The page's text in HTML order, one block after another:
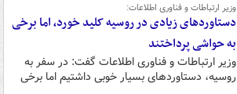
وزیر ارتباطات و فناوری اطلاعات:
دستاوردهای زیادی در روسیه کلید خورد، اما برخی
به حواشی پرداختند
وزیر ارتباطات و فناوری اطلاعات گفت: در سفر به
روسیه، دستاوردهای بسیار خوبی داشتیم اما برخی